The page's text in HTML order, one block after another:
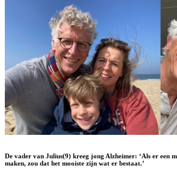
De vader van Julius(9) kreeg jong Alzheimer: ‘Als er een
maken, zou dat het mooiste zijn wat er bestaat.’